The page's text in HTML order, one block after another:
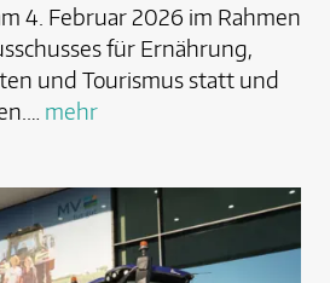
4. Februar 2026 im Rahmen
für Ernährung,
und Tourismus statt und
mehr